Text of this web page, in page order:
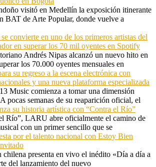
visitó en Medellín la exposición itinerante
BAT de Arte Popular, donde vuelve a
convierte en uno de los primeros artistas del
en superar los 70 mil oyentes en Spotify
Andrés Nipas alcanzó un nuevo hito en
los 70.000 oyentes mensuales en
su regreso a la escena electrónica con
y una nueva plataforma especializada
Music comienza a tomar una dimensión
pocas semanas de su reaparición oficial, el
su historia artística con “Contra el Río”
Río”, LARU abre oficialmente el camino de
con un primer sencillo que se
por el talento nacional con Estoy Bien
chilena presenta en vivo el inédito «Día a día a
del lanzamiento del nuevo